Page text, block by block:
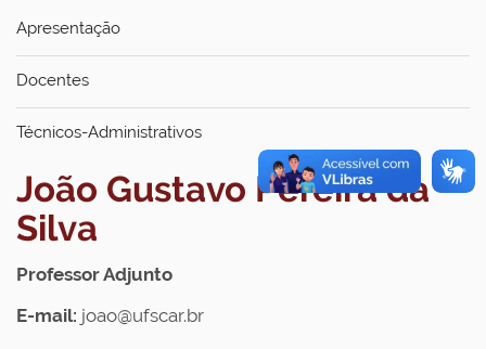
Apresentação
Docentes
Técnicos-Administrativos
João Gustavo Pereira da
Silva
Professor Adjunto
E-mail: joao@ufscar.br